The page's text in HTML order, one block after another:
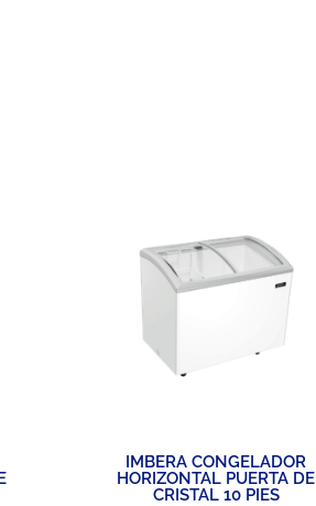
IMBERA CONGELADOR
HORIZONTAL PUERTA DE
CRISTAL 10 PIES